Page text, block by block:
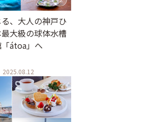
、大人の神戸ひ
大級の球体水槽
átoa」へ
2025.08.12